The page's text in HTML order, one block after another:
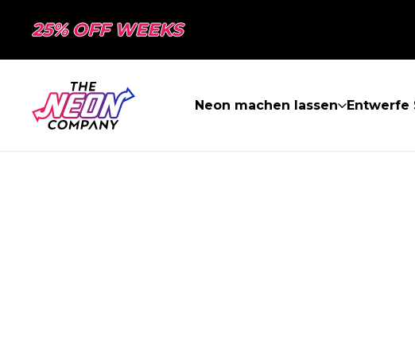
25% OFF WEEKS
Neon machen lassen Entwerfe